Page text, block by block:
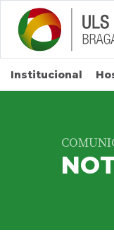
Saltar para
Institucional